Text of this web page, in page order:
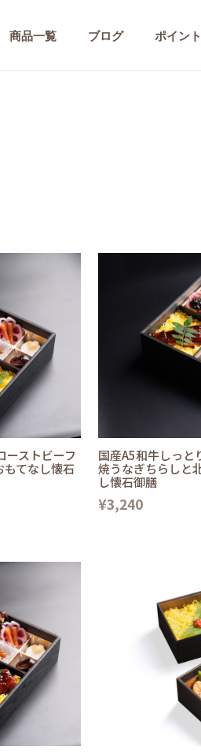
商品一覧 ブログ ポイント
ーストビーフ
てなし懐石
国産A5和牛しっと
焼うなぎちらしと
し懐石御膳
¥3,240